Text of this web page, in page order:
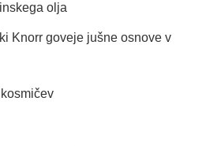
olja
Knorr goveje jušne osnove v